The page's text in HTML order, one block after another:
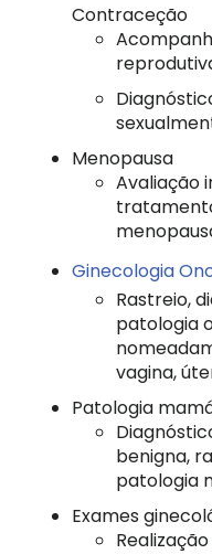
Contraceção
Menopausa
Avaliação
Ginecologia
Rastreio,
patologia
vagina,
Patologia
benigna,
patologia
Exames